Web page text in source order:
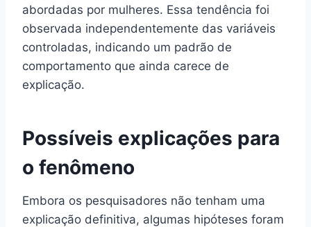
abordadas por mulheres. Essa tendência foi
observada independentemente das variáveis
controladas, indicando um padrão de
comportamento que ainda carece de
explicação.
Possíveis explicações para
o fenômeno
Embora os pesquisadores não tenham uma
explicação definitiva, algumas hipóteses foram